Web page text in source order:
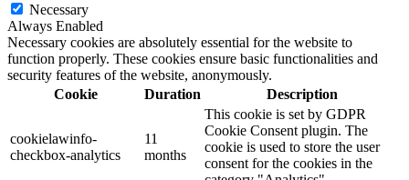
Necessary
Always Enabled
Necessary cookies are absolutely essential for the website to
function properly. These cookies ensure basic functionalities and
security features of the website, anonymously.
Cookie
Duration Description
cookielawinfo-
checkbox-analytics
11
months
This cookie is set by GDPR
Cookie Consent plugin. The
cookie is used to store the user
consent for the cookies in the